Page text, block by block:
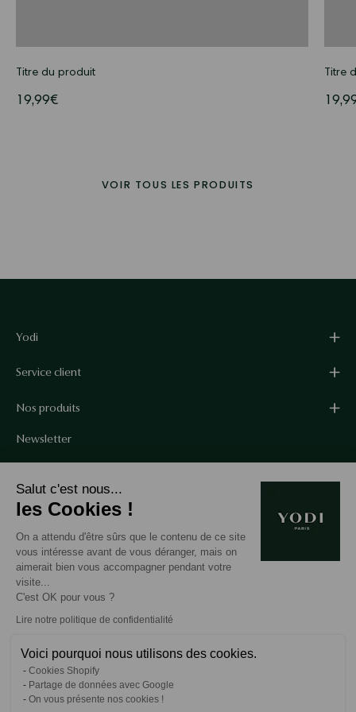
Salut c'est nous...
les Cookies !
On a attendu d'être sûrs que le contenu de ce site
vous intéresse avant de vous déranger, mais on
aimerait bien vous accompagner pendant votre
visite...
C'est OK pour vous ?
Lire notre politique de confidentialité
Voici pourquoi nous utilisons des cookies.
Cookies Shopify
Partage de données avec Google
On vous présente nos cookies !
Titre du produit
19,99€
Titre
VOIR TOUS LES PRODUITS
Yodi
Service client
Nos produits
Newsletter
abonnant à notre newsletter.*
© 2026,Yodi .